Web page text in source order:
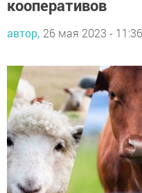
автор, 26 мая 2023 - 11:36